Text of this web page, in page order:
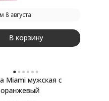
8 августа
В корзину
Miami мужская с